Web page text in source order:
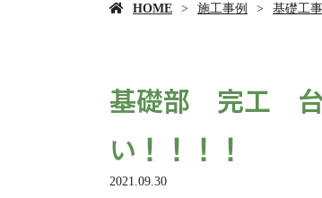
HOME 施工事例 基礎工事
基礎部 完工 台
い！！！！
2021.09.30